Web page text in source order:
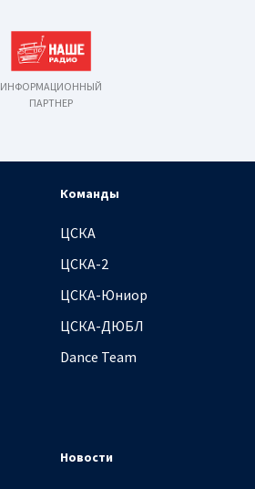
ИНФОРМАЦИОННЫЙ
ПАРТНЕР
Команды
ЦСКА
ЦСКА-2
ЦСКА-Юниор
ЦСКА-ДЮБЛ
Dance Team
Новости